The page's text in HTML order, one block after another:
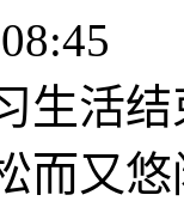
生活
而又